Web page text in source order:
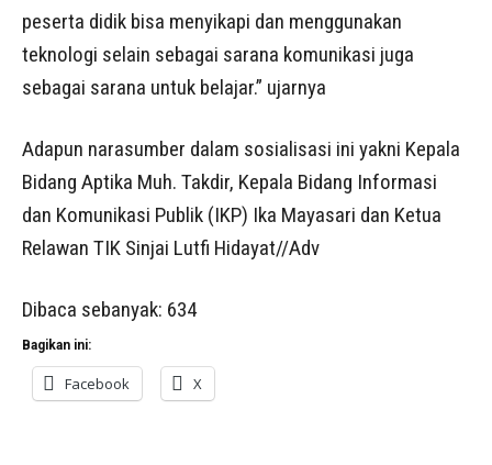
peserta didik bisa menyikapi dan menggunakan
teknologi selain sebagai sarana komunikasi juga
sebagai sarana untuk belajar.” ujarnya
Adapun narasumber dalam sosialisasi ini yakni Kepala
Bidang Aptika Muh. Takdir, Kepala Bidang Informasi
dan Komunikasi Publik (IKP) Ika Mayasari dan Ketua
Relawan TIK Sinjai Lutfi Hidayat//Adv
Dibaca sebanyak: 634
Bagikan ini:
Facebook X